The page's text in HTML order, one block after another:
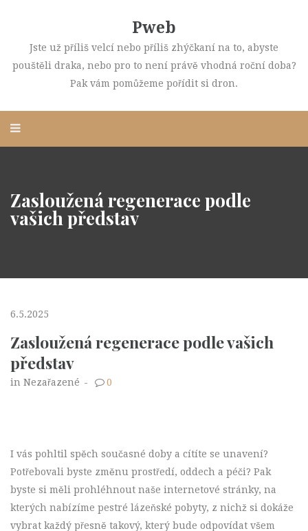
Pweb
Jste už příliš velcí nebo příliš zhýčkaní na to, abyste
pouštěli draka, nebo pro to není právě vhodná roční doba?
Pak vám pomůžeme pořídit si dron.
Zasloužená regenerace podle
vašich představ
6.5.2025
Zasloužená regenerace podle vašich
představ
in Nezařazené - 0
I vás pohltil spěch současné doby a cítíte se unavení?
Potřebovali byste změnu prostředí, oddech a péči? Pak
byste si měli prohléhnout naše internetové stránky, na
kterých nabízíme pestré lázeňské pobyty, z nichž si dokáže
vybrat každý přesně takový, který bude odpovídat všem